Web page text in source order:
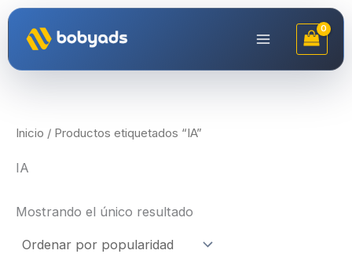
contenido
Inicio / Productos etiquetados “IA”
IA
Mostrando el único resultado